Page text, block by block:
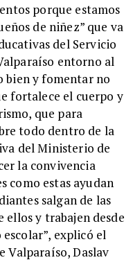
porque estamos
de niñez” que va
del Servicio
entorno al
bien y fomentar no
fortalece el cuerpo y
que para
todo dentro de la
del Ministerio de
la convivencia
como estas ayudan
salgan de las
ellos y trabajen desde
explicó el
Valparaíso, Daslav